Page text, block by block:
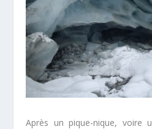
Après un pique-nique, voire